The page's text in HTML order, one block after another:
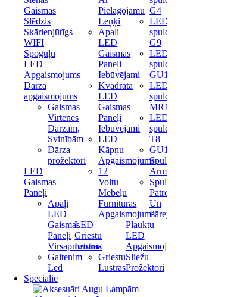
Gaismas
Slēdzis
Skārienjūtīgs
WIFI
Spoguļu
LED
Apgaismojums
Dārza
apgaismojums
Gaismas
Virtenes
Dārzam,
Svinībām
Dārza
prožektori
LED
Gaismas
Paneļi
Apaļi
LED
Gaismas
Paneļi
Virsapmetuma
Gaitenim
Led
Pielāgojamu
Leņķi
Apaļi
LED
Gaismas
Paneļi
Iebūvējami
Kvadrāta
LED
Gaismas
Paneļi
Iebūvējami
LED
Kāpņu
Apgaismojums
12
Voltu
Mēbeļu
Furnitūras
Apgaismojums
LED
Griestu
Lustras
Griestu
Lustras
G4
LED
spuldze
G9
LED
spuldze
GU10
LED
spuldze
MR16
LED
spuldze
T8
GU10
Spuldžu
Armatūras
Spuldžu
Patronas
Un
Pārejas
Plauktu
LED
Apgaismojums
Sliežu
Prožektori
Speciālie